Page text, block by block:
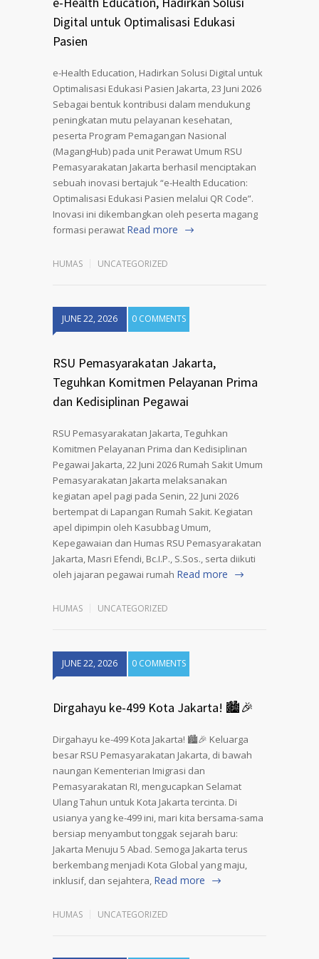
Digital untuk Optimalisasi Edukasi
Pasien
e-Health Education, Hadirkan Solusi Digital untuk
Optimalisasi Edukasi Pasien Jakarta, 23 Juni 2026
Sebagai bentuk kontribusi dalam mendukung
peningkatan mutu pelayanan kesehatan,
peserta Program Pemagangan Nasional
(MagangHub) pada unit Perawat Umum RSU
Pemasyarakatan Jakarta berhasil menciptakan
sebuah inovasi bertajuk “e-Health Education:
Optimalisasi Edukasi Pasien melalui QR Code”.
Inovasi ini dikembangkan oleh peserta magang
formasi perawat Read more
HUMAS UNCATEGORIZED
JUNE 22, 2026 0 COMMENTS
RSU Pemasyarakatan Jakarta,
Teguhkan Komitmen Pelayanan Prima
dan Kedisiplinan Pegawai
RSU Pemasyarakatan Jakarta, Teguhkan
Komitmen Pelayanan Prima dan Kedisiplinan
Pegawai Jakarta, 22 Juni 2026 Rumah Sakit Umum
Pemasyarakatan Jakarta melaksanakan
kegiatan apel pagi pada Senin, 22 Juni 2026
bertempat di Lapangan Rumah Sakit. Kegiatan
apel dipimpin oleh Kasubbag Umum,
Kepegawaian dan Humas RSU Pemasyarakatan
Jakarta, Masri Efendi, Bc.I.P., S.Sos., serta diikuti
oleh jajaran pegawai rumah Read more
HUMAS UNCATEGORIZED
JUNE 22, 2026 0 COMMENTS
Dirgahayu ke-499 Kota Jakarta! 🏙️🎉
Dirgahayu ke-499 Kota Jakarta! 🏙️🎉 Keluarga
besar RSU Pemasyarakatan Jakarta, di bawah
naungan Kementerian Imigrasi dan
Pemasyarakatan RI, mengucapkan Selamat
Ulang Tahun untuk Kota Jakarta tercinta. Di
usianya yang ke-499 ini, mari kita bersama-sama
bersiap menyambut tonggak sejarah baru:
Jakarta Menuju 5 Abad. Semoga Jakarta terus
berkembang menjadi Kota Global yang maju,
inklusif, dan sejahtera, Read more
HUMAS UNCATEGORIZED